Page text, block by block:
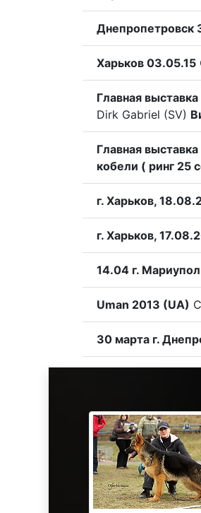
Днепропетровск
Харьков 03.05.15
Главная
Dirk Gabriel (SV)
Главная
кобели ( ринг 25
г. Харьков,
г. Харьков,
14.04 г.
Uman 2013 (UA)
30 марта г.